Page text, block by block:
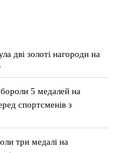
дві золоті нагороди на
5 медалей на
спортсменів з
три медалі на